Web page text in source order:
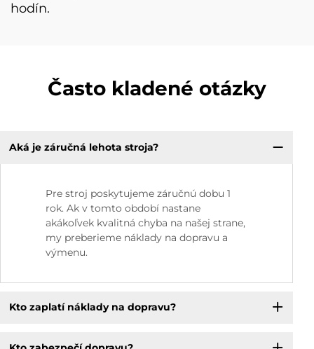
hodín.
Často kladené otázky
Aká je záručná lehota stroja?
Pre stroj poskytujeme záručnú dobu 1
rok. Ak v tomto období nastane
akákoľvek kvalitná chyba na našej strane,
my preberieme náklady na dopravu a
výmenu.
Kto zaplatí náklady na dopravu?